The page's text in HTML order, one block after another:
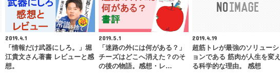
2019.4.1
「情報だけ武器にしろ。」堀
江貴文さん著書 レビューと感
想。
2019.5.1
「迷路の外には何がある？」
チーズはどこへ消えた？のそ
の後の物語。感想・レ…
2019.4.19
超筋トレが最強のソリューシ
ョンである 筋肉が人生を変え
る科学的な理由。 感想